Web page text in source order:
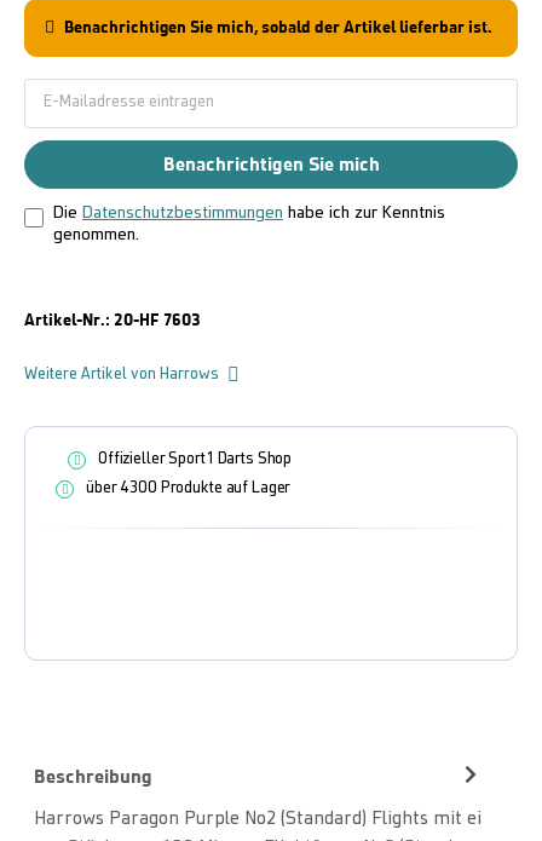
Beschreibung
Harrows Paragon Purple No2 (Standard) Flights mit ei
Benachrichtigen Sie mich, sobald der Artikel lieferbar ist.
Benachrichtigen Sie mich
Die Datenschutzbestimmungen habe ich zur Kenntnis
genommen.
Artikel-Nr.: 20-HF 7603
Weitere Artikel von Harrows
Offizieller Sport1 Darts Shop
über 4300 Produkte auf Lager